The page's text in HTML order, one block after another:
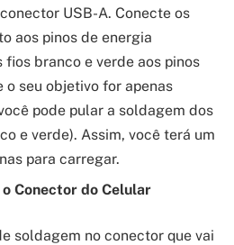
USB-A. Conecte os
aos pinos de energia
fios branco e verde aos pinos
o seu objetivo for apenas
pode pular a soldagem dos
e verde). Assim, você terá um
para carregar.
Conector do Celular
soldagem no conector que vai